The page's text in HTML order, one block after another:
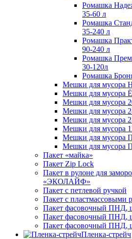
Ромашка
35-60 л
Ромашка
35-240 л
Ромашка
90-240 л
Ромашка
30-120л
Ромашка
Мешки для мусора
Мешки для мусора
Мешки для мусора
Мешки для мусора
Мешки для мусора
Мешки для мусора
Мешки для мусора
Мешки для
Пакет «майка»
Пакет Zip Lock
Пакет в рулоне для
«ЭКОЛАЙФ»
Пакет с петлевой ручкой
Пакет с пластмассовыми
Пакет фасовочный ПНД,
Пакет фасовочный ПНД,
Пакет фасовочный ПНД,
Пленка-стрейч